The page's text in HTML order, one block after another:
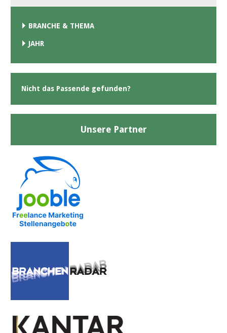
BRANCHE & THEMA
JAHR
Nicht das Passende gefunden?
Unsere Partner